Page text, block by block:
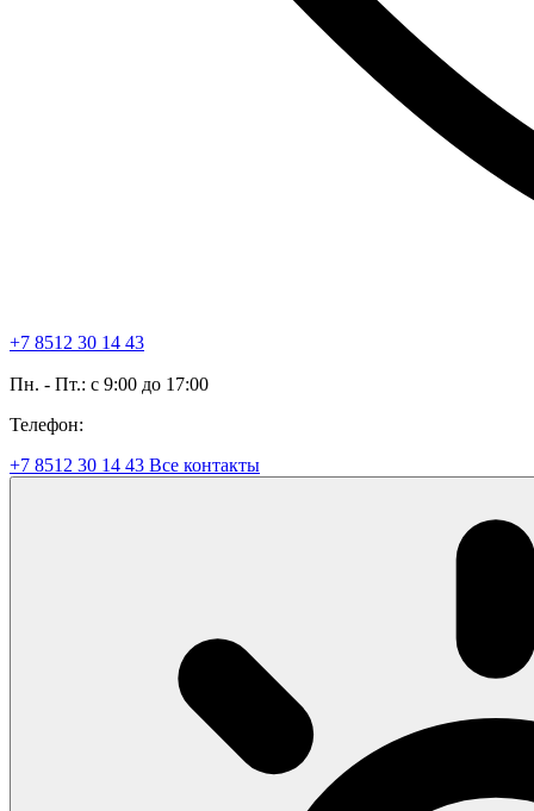
+7 8512 30 14 43
Пн. - Пт.: с 9:00 до 17:00
Телефон:
+7 8512 30 14 43 Все контакты